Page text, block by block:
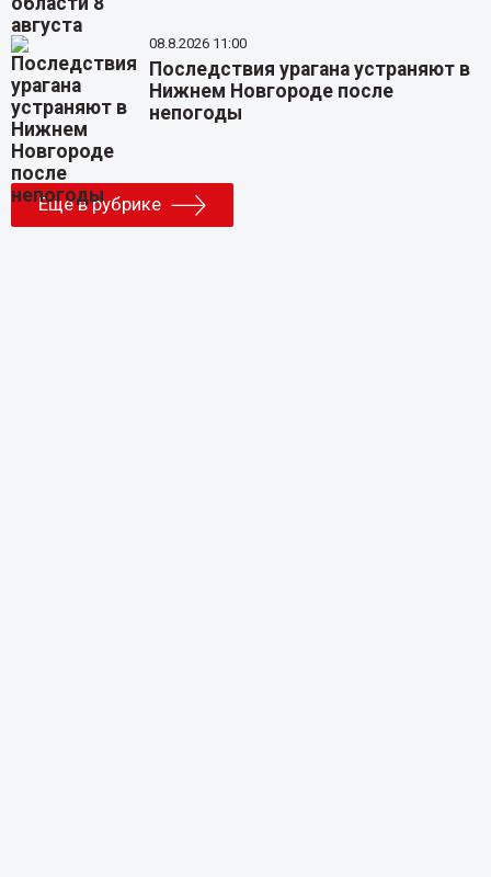
08.8.2026 11:00
Последствия урагана устраняют в
Нижнем Новгороде после
непогоды
Еще в рубрике